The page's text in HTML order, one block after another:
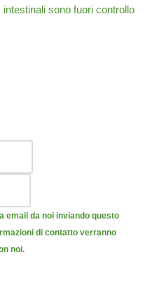
intestinali sono fuori controllo
email da noi inviando questo
di contatto verranno
noi.